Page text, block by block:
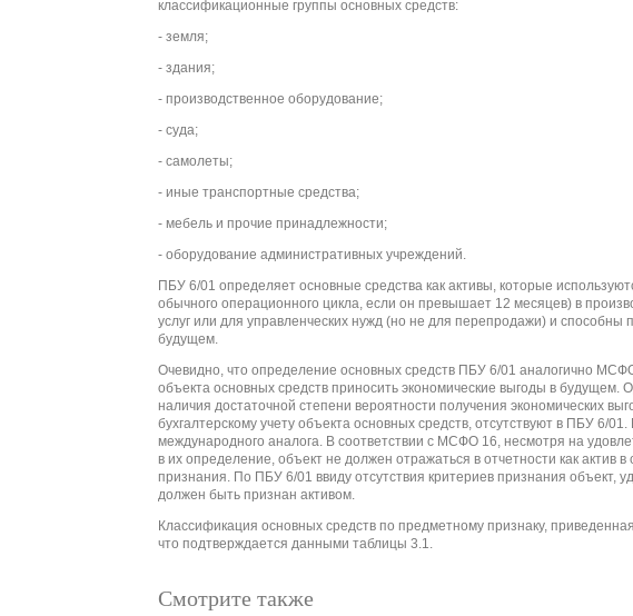
классификационные группы основных средств:
- земля;
- здания;
- производственное оборудование;
- суда;
- самолеты;
- иные транспортные средства;
- мебель и прочие принадлежности;
- оборудование административных учреждений.
ПБУ 6/01 определяет основные средства как активы, которые
обычного операционного цикла, если он превышает 12 месяцев) в
услуг или для управленческих нужд (но не для перепродажи) и
будущем.
Очевидно, что определение основных средств ПБУ 6/01 аналогично
объекта основных средств приносить экономические выгоды в
наличия достаточной степени вероятности получения экономических
бухгалтерскому учету объекта основных средств, отсутствуют в ПБУ 6/
международного аналога. В соответствии с МСФО 16, несмотря на
в их определение, объект не должен отражаться в отчетности как актив
признания. По ПБУ 6/01 ввиду отсутствия критериев признания объект,
должен быть признан активом.
Классификация основных средств по предметному признаку,
что подтверждается данными таблицы 3.1.
Смотрите также